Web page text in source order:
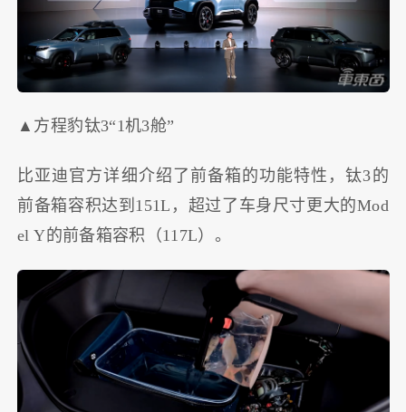
▲方程豹钛3“1机3舱”
比亚迪官方详细介绍了前备箱的功能特性，钛3的
前备箱容积达到151L，超过了车身尺寸更大的Mod
el Y的前备箱容积（117L）。